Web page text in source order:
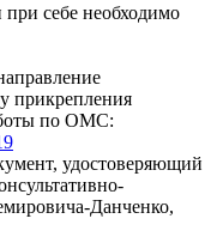
себе необходимо
прикрепления
по ОМС:
удостоверяющий
Данченко,